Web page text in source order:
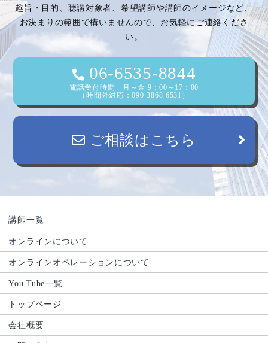
趣旨・目的、聴講対象者、希望講師や講師のイメージなど、
お決まりの範囲で構いませんので、お気軽にご連絡くださ
い。
06-6535-8844
電話受付時間 月～金 9：00～17：00
（時間外対応：090-3868-6531）
ご相談はこちら
講師一覧
オンラインについて
オンラインオペレーションについて
You Tube一覧
トップページ
会社概要